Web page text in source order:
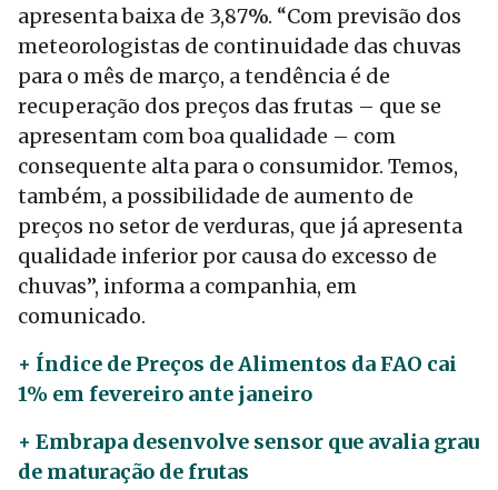
apresenta baixa de 3,87%. “Com previsão dos
meteorologistas de continuidade das chuvas
para o mês de março, a tendência é de
recuperação dos preços das frutas – que se
apresentam com boa qualidade – com
consequente alta para o consumidor. Temos,
também, a possibilidade de aumento de
preços no setor de verduras, que já apresenta
qualidade inferior por causa do excesso de
chuvas”, informa a companhia, em
comunicado.
+ Índice de Preços de Alimentos da FAO cai
1% em fevereiro ante janeiro
+ Embrapa desenvolve sensor que avalia grau
de maturação de frutas